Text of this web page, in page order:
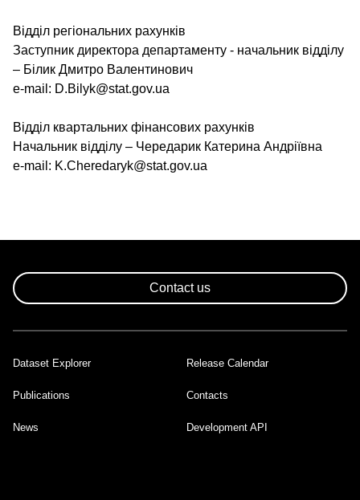
Відділ регіональних рахунків
Заступник директора департаменту - начальник відділу
– Білик Дмитро Валентинович
e-mail: D.Bilyk@stat.gov.ua
Відділ квартальних фінансових рахунків
Начальник відділу – Чередарик Катерина Андріївна
e-mail: K.Cheredaryk@stat.gov.ua
Contact us
Footer
Dataset Explorer Release Calendar
Publications Contacts
News Development API